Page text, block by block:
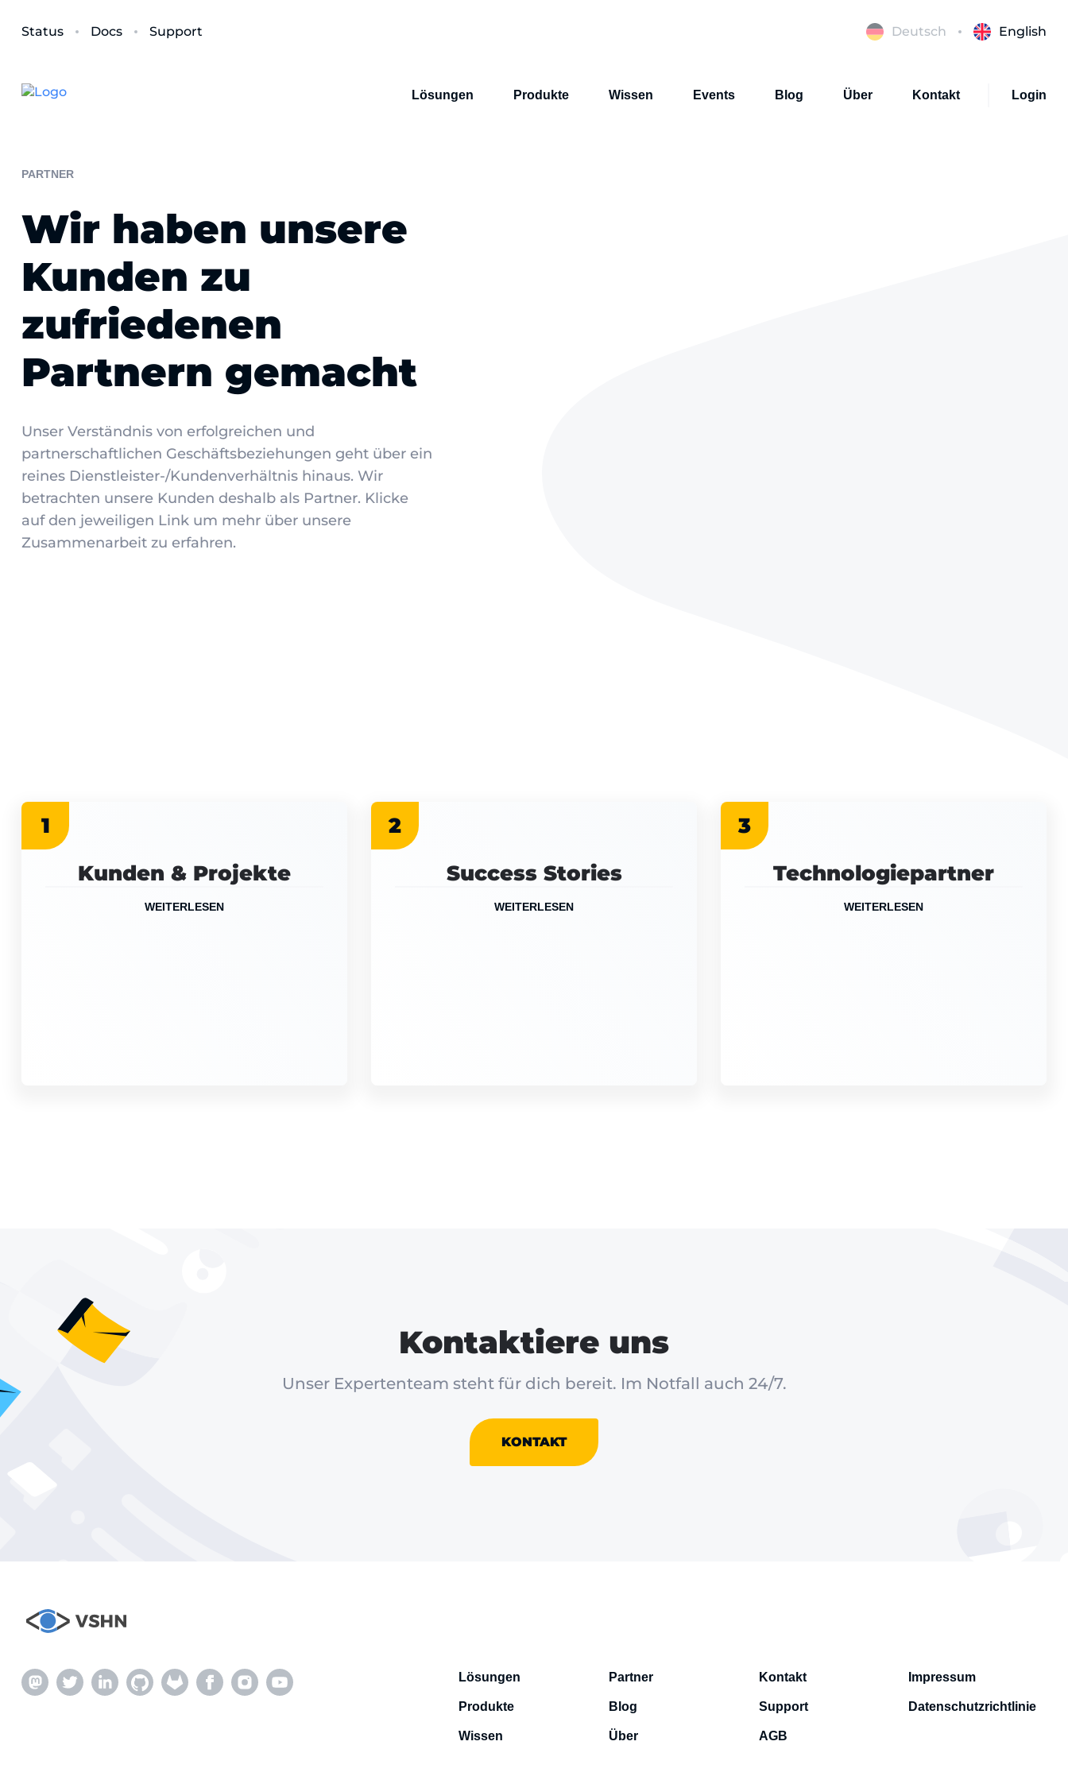
Status Docs Support Deutsch English
Lösungen Produkte Wissen Events Blog Über Kontakt Login
PARTNER
Wir haben unsere
Kunden zu
zufriedenen
Partnern gemacht
Unser Verständnis von erfolgreichen und
partnerschaftlichen Geschäftsbeziehungen geht über ein
reines Dienstleister-/Kundenverhältnis hinaus. Wir
betrachten unsere Kunden deshalb als Partner. Klicke
auf den jeweiligen Link um mehr über unsere
Zusammenarbeit zu erfahren.
1
Kunden & Projekte
WEITERLESEN
2
Success Stories
WEITERLESEN
3
Technologiepartner
WEITERLESEN
Kontaktiere uns
Unser Expertenteam steht für dich bereit. Im Notfall auch 24/7.
KONTAKT
Lösungen
Produkte
Wissen
Partner
Blog
Über
Kontakt
Support
AGB
Impressum
Datenschutzrichtlinie